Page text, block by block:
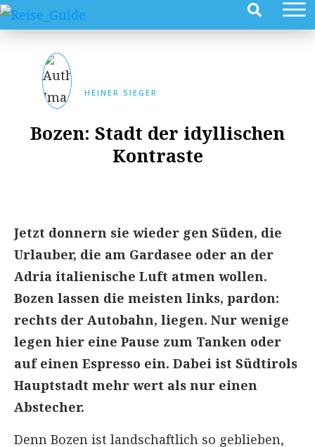
HEINER SIEGER
Bozen: Stadt der idyllischen
Kontraste
Jetzt donnern sie wieder gen Süden, die
Urlauber, die am Gardasee oder an der
Adria italienische Luft atmen wollen.
Bozen lassen die meisten links, pardon:
rechts der Autobahn, liegen. Nur wenige
legen hier eine Pause zum Tanken oder
auf einen Espresso ein. Dabei ist Südtirols
Hauptstadt mehr wert als nur einen
Abstecher.
Denn Bozen ist landschaftlich so geblieben,